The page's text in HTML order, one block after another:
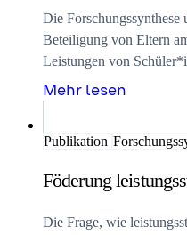
Die
Beteiligung von Eltern
Leistungen von
Mehr lesen
Publikation
Föderung
Die Frage, wie